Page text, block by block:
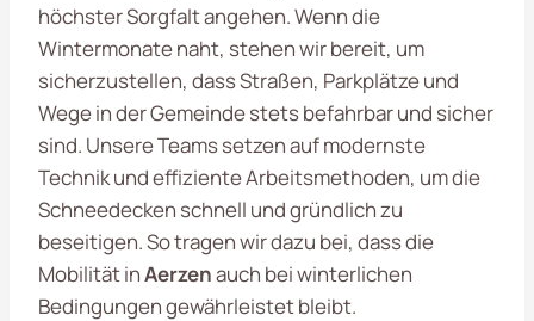
höchster Sorgfalt angehen. Wenn die
Wintermonate naht, stehen wir bereit, um
sicherzustellen, dass Straßen, Parkplätze und
Wege in der Gemeinde stets befahrbar und sicher
sind. Unsere Teams setzen auf modernste
Technik und effiziente Arbeitsmethoden, um die
Schneedecken schnell und gründlich zu
beseitigen. So tragen wir dazu bei, dass die
Mobilität inAerzenauch bei winterlichen
Bedingungen gewährleistet bleibt.